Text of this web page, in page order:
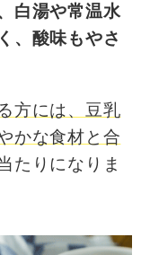
白湯や常温水
、酸味もやさ
方には、豆乳
かな食材と合
たりになりま